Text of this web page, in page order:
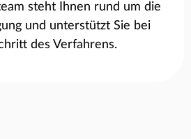
steht Ihnen rund um die
und unterstützt Sie bei
des Verfahrens.